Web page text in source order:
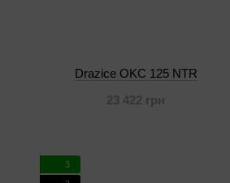
Drazice OKC 125 NTR
23 422 грн
3